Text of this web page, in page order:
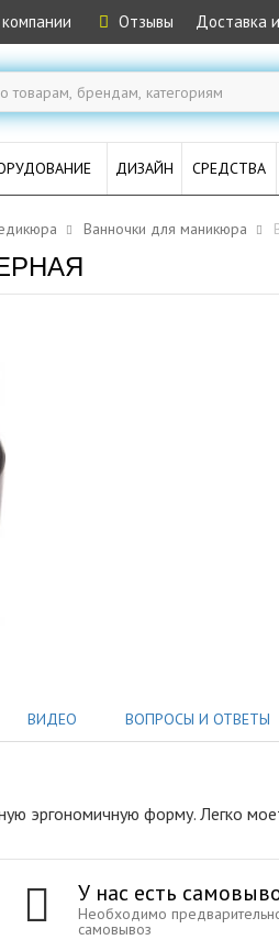
Отзывы Доставка
ДИЗАЙН СРЕДСТВА
Ванночки для маникюра
ВИДЕО ВОПРОСЫ И ОТВЕТЫ
эргономичную форму. Легко
У нас есть
Необходимо
самовывоз